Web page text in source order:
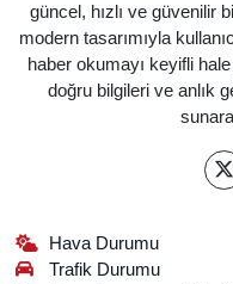
güncel, hızlı ve güvenilir
modern tasarımıyla
haber okumayı keyifli
doğru bilgileri ve anlık
Hava Durumu
Trafik Durumu